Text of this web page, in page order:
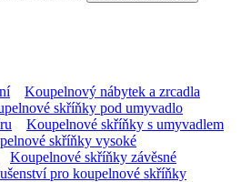
Koupelnový nábytek a zrcadla
skříňky pod umyvadlo
Koupelnové skříňky s umyvadlem
skříňky vysoké
Koupelnové skříňky závěsné
pro koupelnové skříňky